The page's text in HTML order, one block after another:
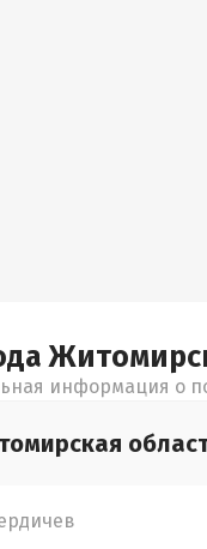
информация о